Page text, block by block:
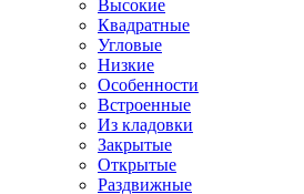
Высокие
Квадратные
Угловые
Низкие
Особенности
Встроенные
Из кладовки
Закрытые
Открытые
Раздвижные